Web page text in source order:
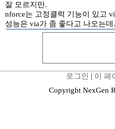
잘 모르지만.
nforce는 고정클럭 기능이 있고
성능은 via가 좀 좋다고 나오는데
로그인 | 이 페
Copyright NexGen